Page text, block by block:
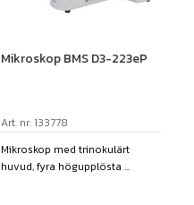
Mikroskop BMS D3-223eP
Art. nr: 133778
Mikroskop med trinokulärt
huvud, fyra högupplösta ...